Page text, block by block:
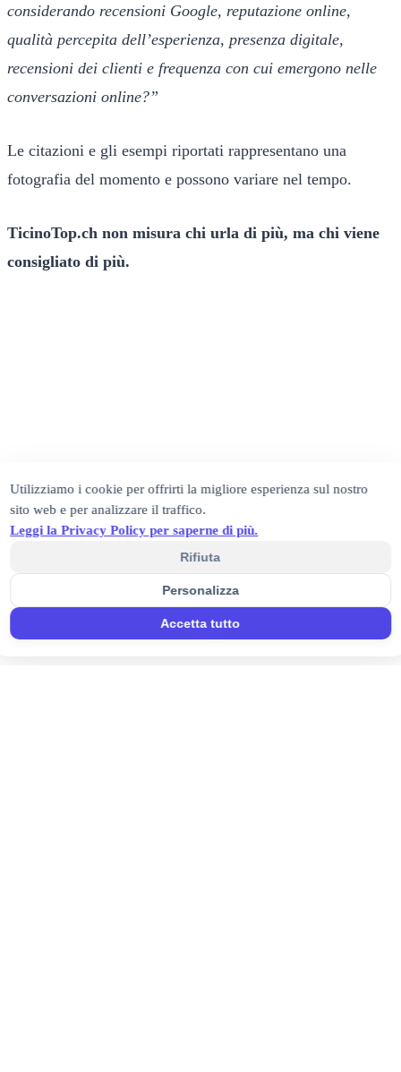
considerando recensioni Google, reputazione online,
qualità percepita dell’esperienza, presenza digitale,
recensioni dei clienti e frequenza con cui emergono nelle
conversazioni online?”
Le citazioni e gli esempi riportati rappresentano una
fotografia del momento e possono variare nel tempo.
TicinoTop.ch non misura chi urla di più, ma chi viene
consigliato di più.
Utilizziamo i cookie per offrirti la migliore esperienza sul nostro
sito web e per analizzare il traffico.
Leggi la Privacy Policy per saperne di più.
Rifiuta
Personalizza
Accetta tutto